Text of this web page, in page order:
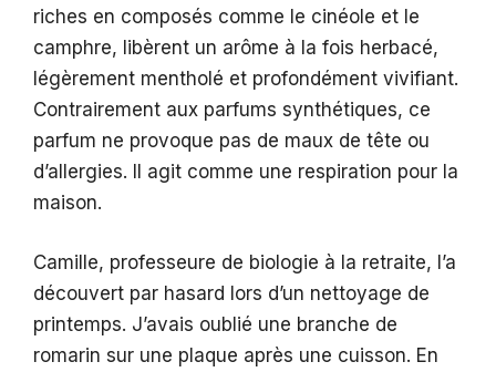
riches en composés comme le cinéole et le
camphre, libèrent un arôme à la fois herbacé,
légèrement mentholé et profondément vivifiant.
Contrairement aux parfums synthétiques, ce
parfum ne provoque pas de maux de tête ou
d’allergies. Il agit comme une respiration pour la
maison.
Camille, professeure de biologie à la retraite, l’a
découvert par hasard lors d’un nettoyage de
printemps. J’avais oublié une branche de
romarin sur une plaque après une cuisson. En